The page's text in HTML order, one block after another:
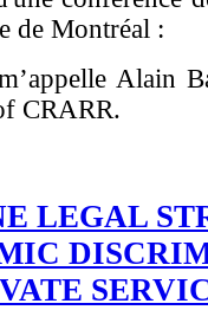
de Montréal :
Alain
CRARR.
LEGAL